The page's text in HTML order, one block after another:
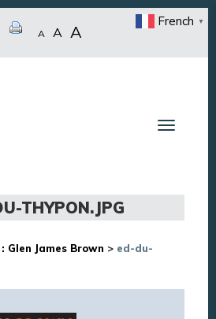
A A A
French ▼
Toggle
THYPON.JPG
Glen James Brown > ed-du-